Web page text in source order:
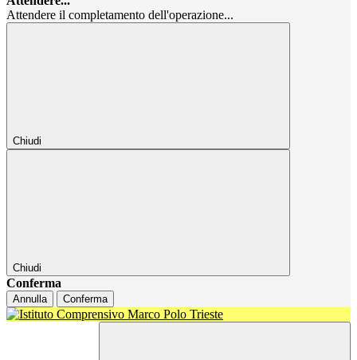
Attendere il completamento dell'operazione...
Chiudi
Chiudi
Conferma
Annulla Conferma